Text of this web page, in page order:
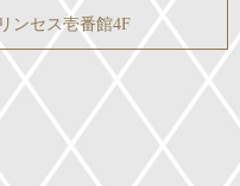
ンセス壱番館4F